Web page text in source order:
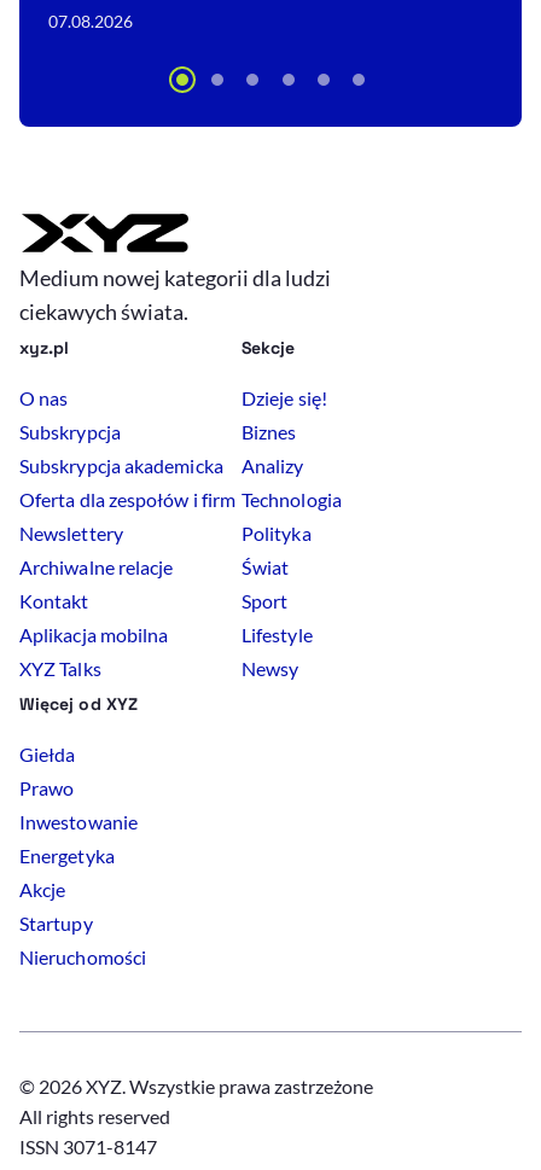
07.08.2026
Medium nowej kategorii dla ludzi
ciekawych świata.
xyz.pl
O nas
Subskrypcja
Subskrypcja akademicka
Oferta dla zespołów i firm
Newslettery
Archiwalne relacje
Kontakt
Aplikacja mobilna
XYZ Talks
Sekcje
Dzieje się!
Biznes
Analizy
Technologia
Polityka
Świat
Sport
Lifestyle
Newsy
Więcej od XYZ
Giełda
Prawo
Inwestowanie
Energetyka
Akcje
Startupy
Nieruchomości
© 2026 XYZ. Wszystkie prawa zastrzeżone
All rights reserved
ISSN 3071-8147